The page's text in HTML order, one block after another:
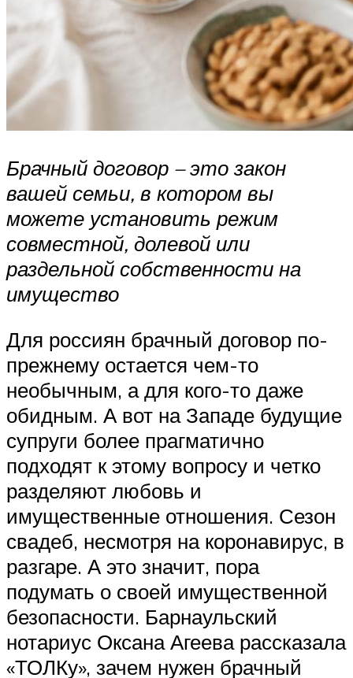
Брачный договор – это закон
вашей семьи, в котором вы
можете установить режим
совместной, долевой или
раздельной собственности на
имущество
Для россиян брачный договор по-
прежнему остается чем-то
необычным, а для кого-то даже
обидным. А вот на Западе будущие
супруги более прагматично
подходят к этому вопросу и четко
разделяют любовь и
имущественные отношения. Сезон
свадеб, несмотря на коронавирус, в
разгаре. А это значит, пора
подумать о своей имущественной
безопасности. Барнаульский
нотариус Оксана Агеева рассказала
«ТОЛКу», зачем нужен брачный